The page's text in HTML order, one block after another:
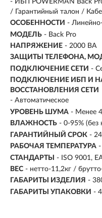
/ Гарантийный талон /
ОСОБЕННОСТИ -
МОДЕЛЬ - Back Pro
НАПРЯЖЕНИЕ - 2000 ВА
ЗАЩИТЫ ТЕЛЕФОНА,
ПОДКЛЮЧЕНИЕ СЕТИ -
ПОДКЛЮЧЕНИЕ ИБП И
ВОССТАНОВЛЕНИЯ СЕТИ
- Автоматическое
УРОВЕНЬ ШУМА - Менее
ВЛАЖНОСТЬ - 0-95% (без
ГАРАНТИЙНЫЙ СРОК -
РАБОЧАЯ ТЕМПЕРАТУРА
СТАНДАРТЫ
- ISO 9001,
ВЕС - нетто-11,2кг /
ГАБАРИТЫ ИЗДЕЛИЯ -
ГАБАРИТЫ УПАКОВКИ -